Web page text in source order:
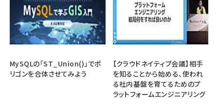
iot女子会 (2273)
北海道をのんびり旅する晴山佳須夫のヒント集！ (2025)
drupal (1947)
genai (1477)
abc123 (1352)
MySQLの「ST_Union()」でポ
リゴンを合体させてみよう
【クラウドネイティブ会議】相手
を知ることから始める、使われ
る社内基盤を育てるためのプ
ラットフォームエンジニアリング